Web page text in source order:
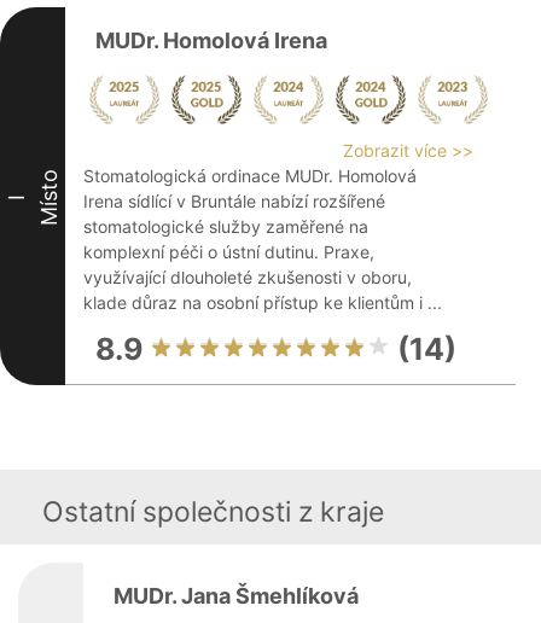
I Místo
MUDr. Homolová Irena
Zobrazit více >>
Stomatologická ordinace MUDr. Homolová
Irena sídlící v Bruntále nabízí rozšířené
stomatologické služby zaměřené na
komplexní péči o ústní dutinu. Praxe,
využívající dlouholeté zkušenosti v oboru,
klade důraz na osobní přístup ke klientům i ...
8.9 (14)
Ostatní společnosti z kraje
MUDr. Jana Šmehlíková